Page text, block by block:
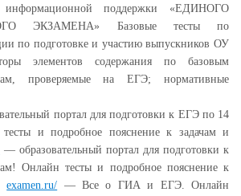
поддержки «ЕДИНОГО
ЭКЗАМЕНА» Базовые тесты по
по подготовке и участию выпускников ОУ
элементов содержания по базовым
проверяемые на ЕГЭ; нормативные
портал для подготовки к ЕГЭ по 14
и подробное пояснение к задачам и
— образовательный портал для подготовки к
Онлайн тесты и подробное пояснение к
examen.ru/ — Все о ГИА и ЕГЭ. Онлайн